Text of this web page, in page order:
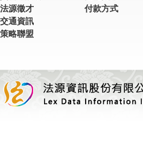
法源徵才
交通資訊
策略聯盟
付款方式